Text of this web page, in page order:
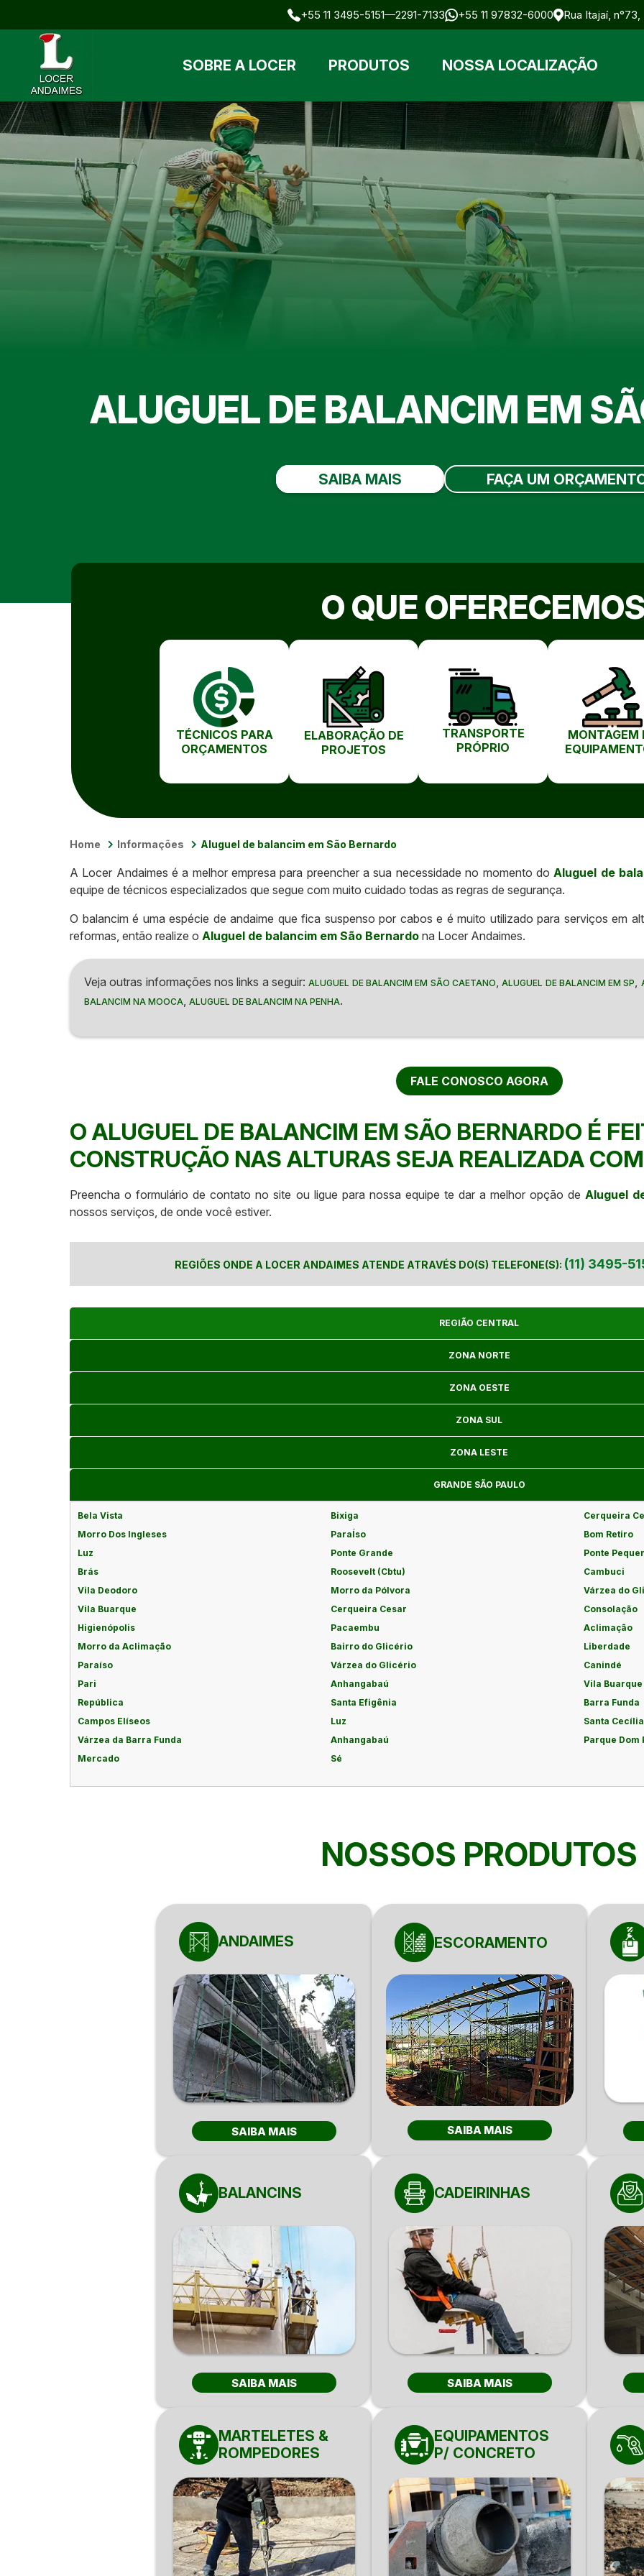
+55 11 3495-5151 2291-7133 +55 11 97832-6000 Rua Itajaí,
SOBRE A LOCER PRODUTOS NOSSA LOCALIZAÇÃO
ALUGUEL DE BALANCIM EM
SAIBA MAIS FAÇA UM
O QUE OFERECEMOS
TÉCNICOS PARA
ORÇAMENTOS
ELABORAÇÃO DE
PROJETOS
TRANSPORTE
PRÓPRIO
MONTAGEM
Home Informações Aluguel de balancim em São Bernardo
A Locer Andaimes é a melhor empresa para preencher a sua necessidade no momento doAluguel de
equipe de técnicos especializados que segue com muito cuidado todas as regras de segurança.
O balancim é uma espécie de andaime que fica suspenso por cabos e é muito utilizado para serviços em
reformas, então realize o Aluguel de balancim em São Bernardo na Locer Andaimes.
Veja outras informações nos links a seguir:ALUGUEL DE BALANCIM EM SÃO CAETANO,ALUGUEL DE BALANCIM EM SP,
BALANCIM NA MOOCA, ALUGUEL DE BALANCIM NA PENHA.
FALE CONOSCO AGORA
O ALUGUEL DE BALANCIM EM SÃO BERNARDO É
CONSTRUÇÃO NAS ALTURAS SEJA REALIZADA
Preencha o formulário de contato no site ou ligue para nossa equipe te dar a melhor opção deAluguel
nossos serviços, de onde você estiver.
REGIÕES ONDE A LOCER ANDAIMES ATENDE ATRAVÉS DO(S) TELEFONE(S): (11) 3495-
REGIÃO CENTRAL
ZONA NORTE
ZONA OESTE
ZONA SUL
ZONA LESTE
GRANDE SÃO PAULO
Bela Vista Bixiga
Cerqueira
Morro Dos Ingleses
ParaÍso
Bom Retiro
Luz
Ponte Grande
Ponte
Brás
Roosevelt (Cbtu)
Cambuci
Vila Deodoro
Morro da Pólvora
Várzea do
Vila Buarque
Cerqueira Cesar
Consolação
Higienópolis
Pacaembu
Aclimação
Morro da Aclimação
Bairro do Glicério
Liberdade
Paraíso
Várzea do Glicério
Canindé
Pari
Anhangabaú
Vila Buarque
República
Santa Efigênia
Barra Funda
Campos Elíseos
Luz
Santa Cecília
Várzea da Barra Funda
Anhangabaú
Parque Dom
Mercado
Sé
NOSSOS PRODUTOS
ANDAIMES
SAIBA MAIS
ESCORAMENTO
SAIBA MAIS
BALANCINS
SAIBA MAIS
CADEIRINHAS
SAIBA MAIS
MARTELETES &
ROMPEDORES
EQUIPAMENTOS
P/ CONCRETO